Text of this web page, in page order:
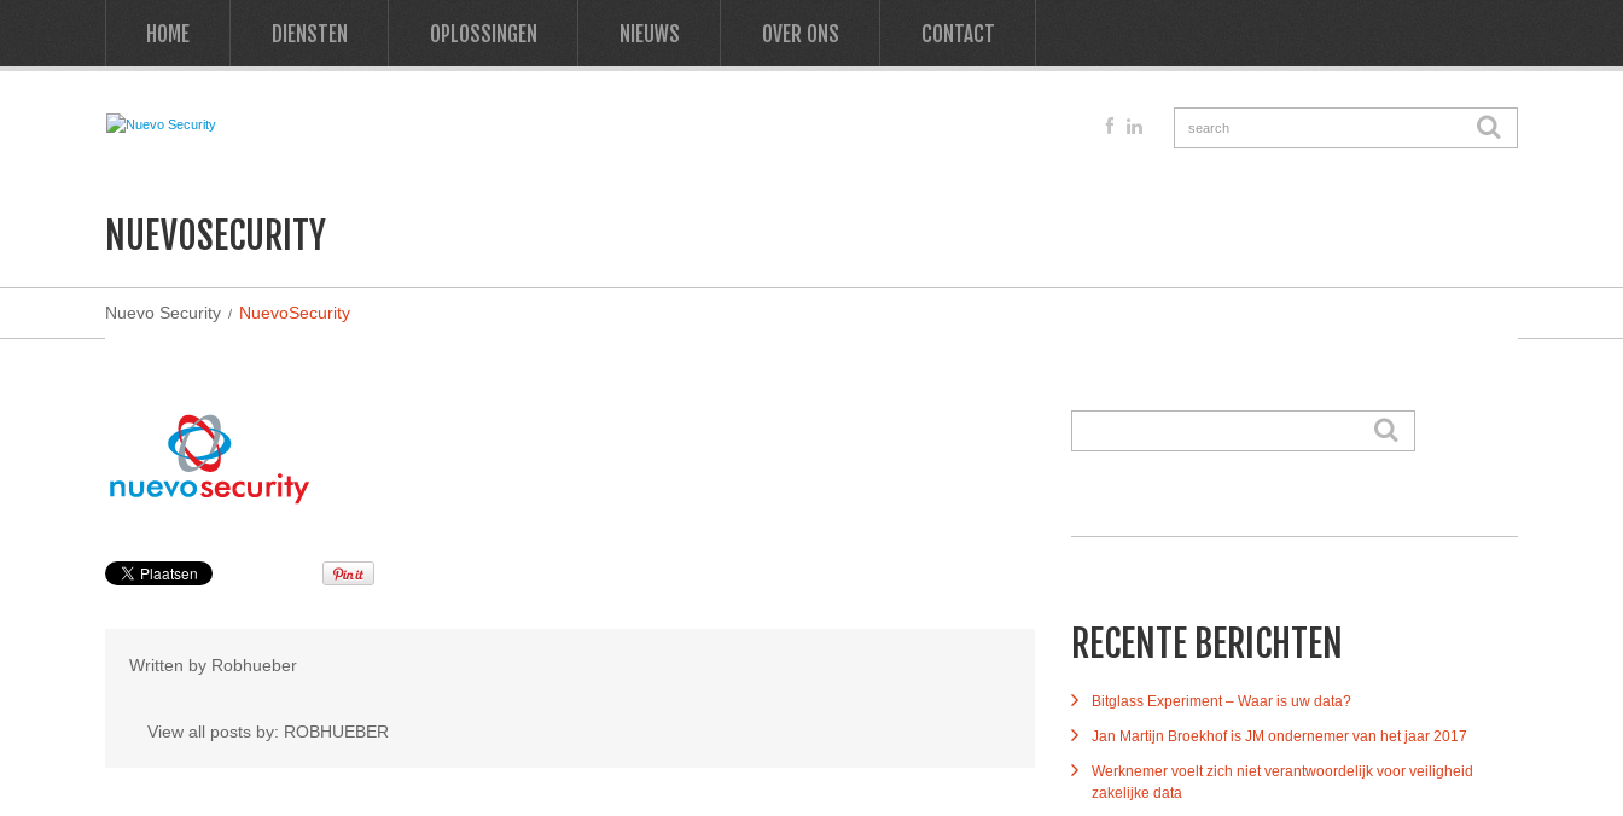
HOME DIENSTEN OPLOSSINGEN NIEUWS OVER ONS CONTACT
NUEVOSECURITY
Nuevo Security NuevoSecurity
Written by Robhueber
View all posts by: ROBHUEBER
RECENTE BERICHTEN
Bitglass Experiment – Waar is uw data?
Jan Martijn Broekhof is JM ondernemer van het jaar 2017
Werknemer voelt zich niet verantwoordelijk voor veiligheid
zakelijke data